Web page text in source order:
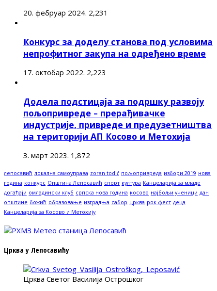
20. фебруар 2024. 2,231
Конкурс за доделу станова под условима
непрофитног закупа на одређено време
17. октобар 2022. 2,223
Додела подстицаја за подршку развоју
пољопривреде – прерађивачке
индустрије, привреде и предузетништва
на територији АП Косово и Метохија
3. март 2023. 1,872
лепосавић локална самоуправа zoran todić пољопривреда избори 2019 нова
година конкурс Општина Лепосавић спорт култура Канцеларија за младе
догађаји омладински клуб српска нова година косово најбољи ученици дан
општине божић образовање изградња сабор црква рок фест деца
Канцеларија за Косово и Метохију
Црква у Лепосавићу
Црква Светог Василија Острошког